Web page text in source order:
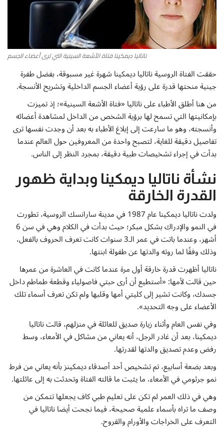
جاليري الفن التشكيلي
من نحن
البنود والشروط
رئيس التحرير
إتصل بنا
ناتاليا ديمكينا فتاة الأشعة السينية التي ترى أعضاء الجسم
حققت الفتاة الروسية ناتاليا ديمكينا شهرة غير مسبوقة، بفضل طفرة
جينية منحتها قدرة على رؤية أعضاء الجسم الداخلية وتشريح الأنسجة.
من هنا أطلق الأطباء على ناتاليا «فتاة الأشعة السينية»؛ إذ تميزت
بإمكانيتها التي تسمح لها برؤية الشخص من الداخل لمشاهدة أعضائه
وأنسجته، وهو ما سارعت إلى إبلاغ الأطباء به بعد أن وجدت نفسها ترى
تفاصيل دقيقة للغاية، لتصبح واحدة من المعروفين حول العالم عندما
بدأت في إجراء تشخيصات طبية دقيقة، بمجرد النظر إلى الناس.
نشأة ناتاليا ديمكينا وبداية ظهور
القدرة الخارقة
ولدت ناتاليا ديمكينا عام 1987 في مدينة سارانسك الروسية، تطورت
في النمو والإدراك بشكل مبكر؛ حيث بدأت في الكلام وهي في سن 6
أشهر، وعندما باتت في عمر الـ3 سنوات كانت تعرف الحروف بالفعل،
وذلك وفقًا لما روته والدتها عن طفولة ابنتها.
ناتاليا أظهرت قدرة خارقة أول مرة عندما كانت في العاشرة من عمرها
حين قالت لأمها: «أستطيع أن أرى حبتي فاصولياء وقطعة طماطم داخل
جسدك، وكانت تشير إلى كليتي أمها وقلبها ولم تكن تعرف أسماء تلك
الأعضاء على وجه التحديد».
وفي نفس العام وأثناء زيارة صديق للعائلة في منزلهم، قالت ناتاليا
ديمكينا، بعد أن غادر الرجل، أنه يعاني من مشاكل في الأمعاء، وسط
رفض وعدم تصديق والدتها لقدرتها.
وبعد بضعة أسابيع، تم تشخيص أحد أصدقاء ديمكينز بأنه يعاني من فرط
نمو جرثومي في الأمعاء، ما يثبت ما قالته الفتاة وتحدثت به إلى عائلتها.
وهي في ذلك العمر لم تكن على تعليم طبي كاف يجعلها تتمكن من
وصف ما تراه بأسماء علمية صحيحة، فيما نجحت أيضا ناتاليا في
التعرف على الخراجات والأورام والقروح.